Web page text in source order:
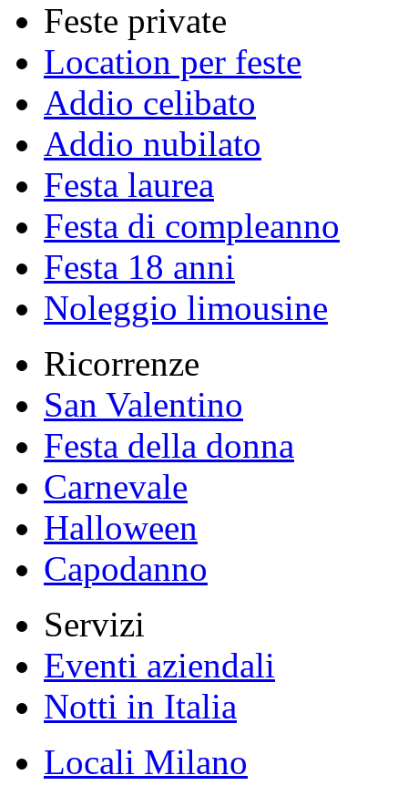
Feste private
Location per feste
Addio celibato
Addio nubilato
Festa laurea
Festa di compleanno
Festa 18 anni
Noleggio limousine
Ricorrenze
San Valentino
Festa della donna
Carnevale
Halloween
Capodanno
Servizi
Eventi aziendali
Notti in Italia
Locali Milano